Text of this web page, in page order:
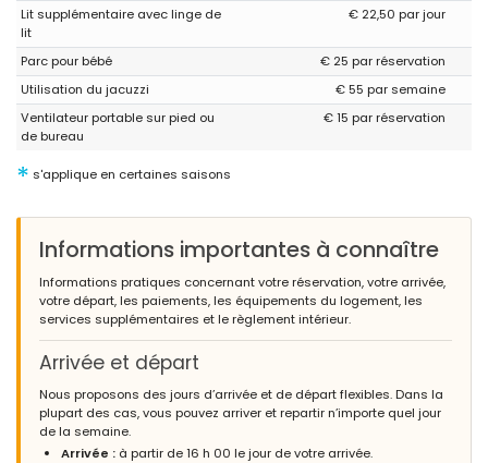
l'ensemble une très belle propriété.
- 8,1
Familles avec jeunes enfants - Août 2017 - Royaume-Uni :
(Texte original)
kitchens with a dishwasher and large fridge freezer in each.
parking for 3 cars. We were 3 families with young and older
children and all had a very enjoyable time would highly
recommend.
(Traduit par Google)
villa vraiment agréable et confortable. Deux cuisines très bien
équipées avec un lave-vaisselle et un grand réfrigérateur-
l'intérieur et à l'extérieur. Grande piscine et parking pour 3
voitures. Nous étions 3 familles avec des enfants jeunes et plus
âgés et nous avons tous passé un moment très agréable, je le
recommande vivement.
Lit supplémentaire avec linge de
lit
€ 22,50 par jour
Parc pour bébé
€ 25 par réservation
Utilisation du jacuzzi
€ 55 par semaine
Ventilateur portable sur pied ou
de bureau
€ 15 par réservation
* s'applique en certaines saisons
Informations importantes à connaître
Informations pratiques concernant votre réservation, votre arrivée,
votre départ, les paiements, les équipements du logement, les
services supplémentaires et le règlement intérieur.
Arrivée et départ
Nous proposons des jours d’arrivée et de départ flexibles. Dans la
plupart des cas, vous pouvez arriver et repartir n’importe quel jour
de la semaine.
Arrivée : à partir de 16 h 00 le jour de votre arrivée.